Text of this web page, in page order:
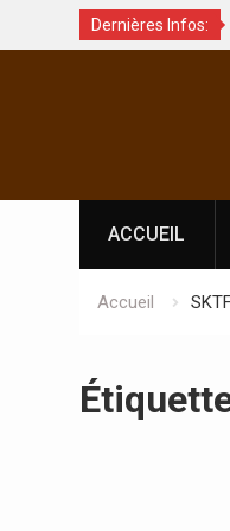
Dernières Infos:
?
À Lens, la
par son mari est
ACCUEIL
Accueil